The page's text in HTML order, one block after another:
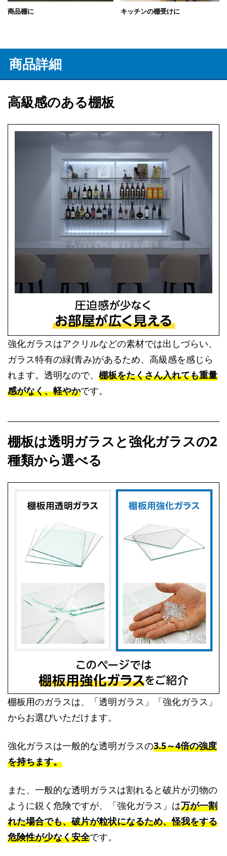
商品棚に キッチンの棚受けに
商品詳細
高級感のある棚板
強化ガラスはアクリルなどの素材では出しづらい、
ガラス特有の緑(青み)があるため、高級感を感じら
れます。透明なので、 棚板をたくさん入れても重量
感がなく、軽やかです。
棚板は透明ガラスと強化ガラスの2
種類から選べる
棚板用のガラスは、「透明ガラス」「強化ガラス」
からお選びいただけます。
強化ガラスは一般的な透明ガラスの3.5～4倍の強度
を持ちます。
また、一般的な透明ガラスは割れると破片が刃物の
ように鋭く危険ですが、「強化ガラス」は万が一割
れた場合でも、破片が粒状になるため、怪我をする
危険性が少なく安全です。